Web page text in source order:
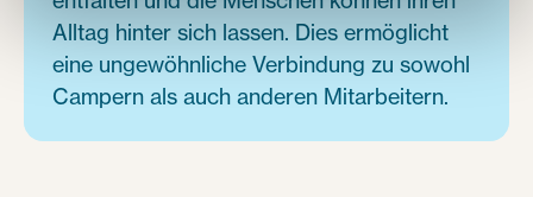
Alltag hinter sich lassen. Dies ermöglicht
eine ungewöhnliche Verbindung zu sowohl
Campern als auch anderen Mitarbeitern.